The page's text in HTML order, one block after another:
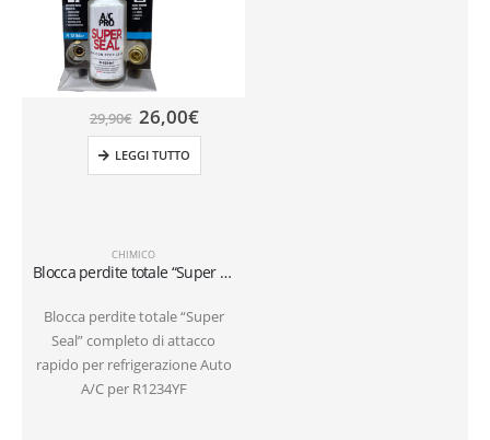
CHIMICO
Blocca perdite totale “Super Seal” completo di attacco rapido per refrigerazione Auto R1234YF
Blocca perdite totale “Super
Seal” completo di attacco
rapido per refrigerazione Auto
A/C per R1234YF
29,90€ 26,00€
LEGGI TUTTO